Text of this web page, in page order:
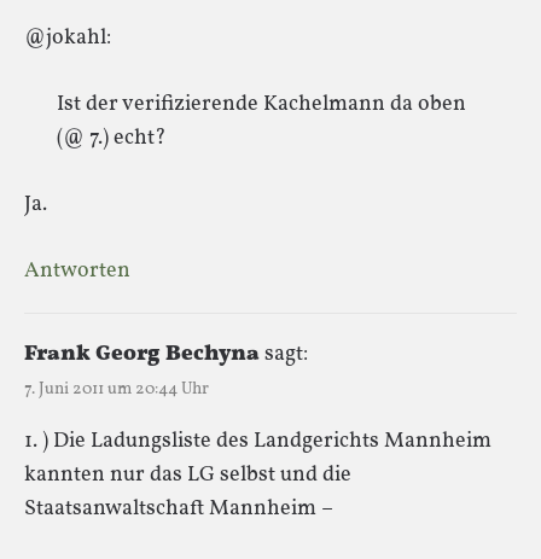
@jokahl:
Ist der verifizierende Kachelmann da oben
(@ 7.) echt?
Ja.
Antworten
Frank Georg Bechynasagt:
7. Juni 2011 um 20:44 Uhr
1. ) Die Ladungsliste des Landgerichts Mannheim
kannten nur das LG selbst und die
Staatsanwaltschaft Mannheim –